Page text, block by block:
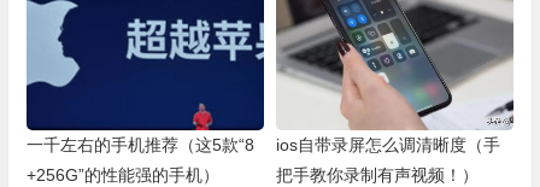
一千左右的手机推荐（这5款“8
+256G”的性能强的手机）
ios自带录屏怎么调清晰度（手
把手教你录制有声视频！）